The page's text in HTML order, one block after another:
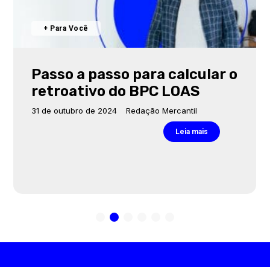
+ Para Você
Passo a passo para calcular o
retroativo do BPC LOAS
31 de outubro de 2024 Redação Mercantil
Leia mais